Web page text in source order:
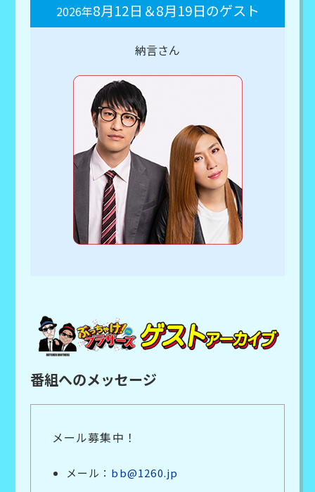
2026年8月12日＆8月19日のゲスト
納言さん
番組へのメッセージ
メール募集中！
メール： bb@1260.jp